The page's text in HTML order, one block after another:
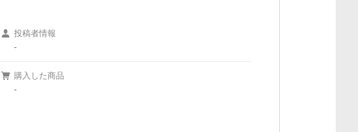
投稿者情報
-
購入した商品
-